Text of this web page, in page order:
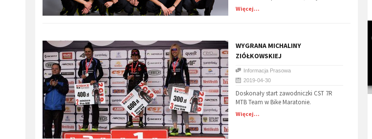
Więcej...
WYGRANA MICHALINY
ZIÓŁKOWSKIEJ
Informacja Prasowa
2019-04-30
Doskonały start zawodniczki CST 7R
MTB Team w Bike Maratonie.
Więcej...